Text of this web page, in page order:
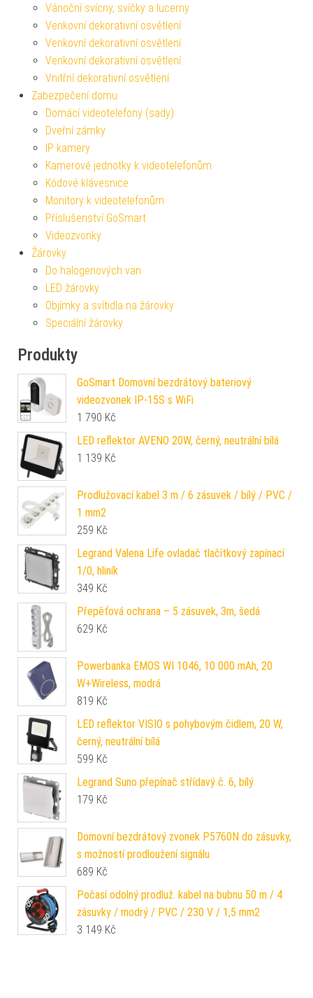
Vánoční svícny, svíčky a lucerny
Venkovní dekorativní osvětlení
Venkovní dekorativní osvětlení
Venkovní dekorativní osvětlení
Vnitřní dekorativní osvětlení
Zabezpečení domu
Domácí videotelefony (sady)
Dveřní zámky
IP kamery
Kamerové jednotky k videotelefonům
Kódové klávesnice
Monitory k videotelefonům
Příslušenství GoSmart
Videozvonky
Žárovky
Do halogenových van
LED žárovky
Objímky a svítidla na žárovky
Speciální žárovky
Produkty
GoSmart Domovní bezdrátový bateriový
videozvonek IP-15S s WiFi
1 790 Kč
LED reflektor AVENO 20W, černý, neutrální bílá
1 139 Kč
Prodlužovací kabel 3 m / 6 zásuvek / bílý / PVC /
1 mm2
259 Kč
Legrand Valena Life ovladač tlačítkový zapínací
1/0, hliník
349 Kč
Přepěťová ochrana – 5 zásuvek, 3m, šedá
629 Kč
Powerbanka EMOS WI 1046, 10 000 mAh, 20
W+Wireless, modrá
819 Kč
LED reflektor VISIO s pohybovým čidlem, 20 W,
černý, neutrální bílá
599 Kč
Legrand Suno přepínač střídavý č. 6, bílý
179 Kč
Domovní bezdrátový zvonek P5760N do zásuvky,
s možností prodloužení signálu
689 Kč
Počasí odolný prodluž. kabel na bubnu 50 m / 4
zásuvky / modrý / PVC / 230 V / 1,5 mm2
3 149 Kč